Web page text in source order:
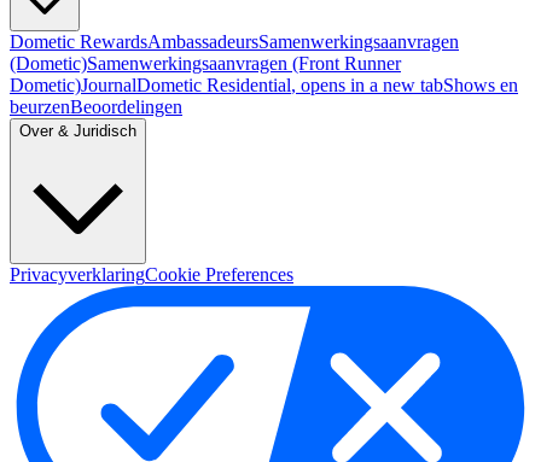
Dometic RewardsAmbassadeursSamenwerkingsaanvragen
(Dometic)Samenwerkingsaanvragen (Front Runner
Dometic)JournalDometic Residential, opens in a new tabShows en
beurzenBeoordelingen
Over & Juridisch
PrivacyverklaringCookie Preferences